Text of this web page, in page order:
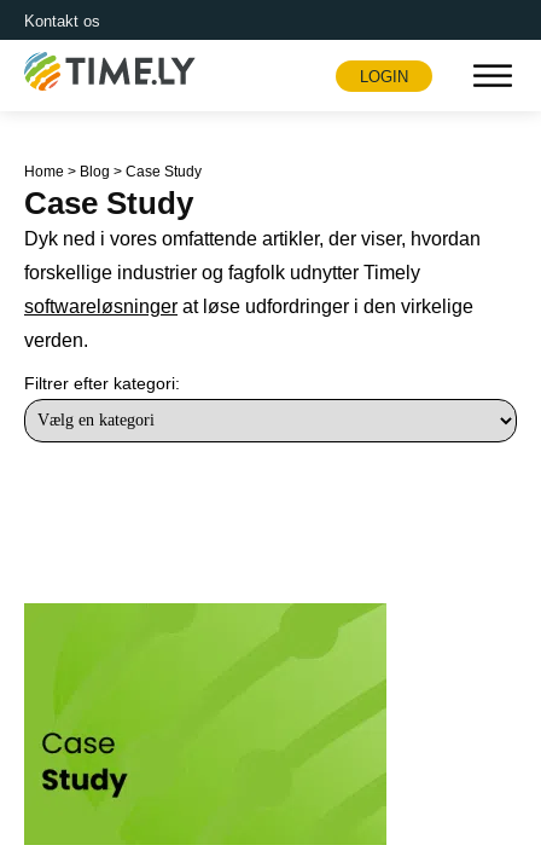
Kontakt os
Timely
LOGIN
Home > Blog > Case Study
Case Study
Dyk ned i vores omfattende artikler, der viser, hvordan
forskellige industrier og fagfolk udnytter Timely
softwareløsninger at løse udfordringer i den virkelige
verden.
Filtrer efter kategori: